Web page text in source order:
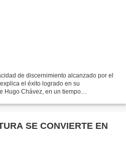
de discernimiento alcanzado por el
el éxito logrado en su
Hugo Chávez, en un tiempo
SE CONVIERTE EN